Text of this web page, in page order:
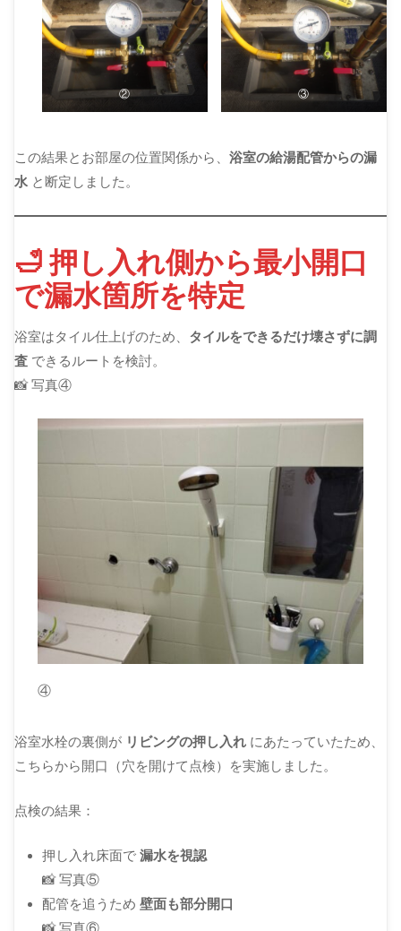
② ③
この結果とお部屋の位置関係から、浴室の給湯配管からの漏
水 と断定しました。
🛁 押し入れ側から最小開口
で漏水箇所を特定
浴室はタイル仕上げのため、 タイルをできるだけ壊さずに調
査 できるルートを検討。
📸 写真④
④
浴室水栓の裏側が リビングの押し入れ にあたっていたため、
こちらから開口（穴を開けて点検）を実施しました。
点検の結果：
押し入れ床面で 漏水を視認
📸 写真⑤
配管を追うため 壁面も部分開口